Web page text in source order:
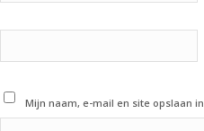
Mijn naam, e-mail en site opslaan